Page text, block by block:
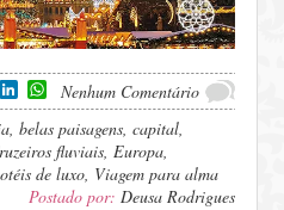
PinterestLinkedInWhatsApp
Nenhum Comentário
,belas paisagens,capital,
fluviais,Europa,
de luxo, Viagem para alma
Postado por: Deusa Rodrigues